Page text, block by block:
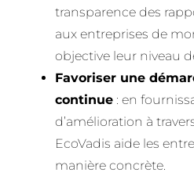
transparence des
aux entreprises de
objective leur niveau
Favoriser une
continue : en
d’amélioration à
EcoVadis aide les
manière concrète.